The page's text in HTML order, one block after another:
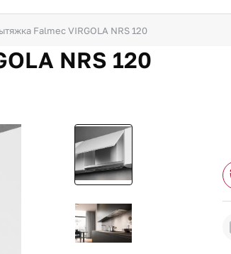
Falmec VIRGOLA NRS 120
NRS 120